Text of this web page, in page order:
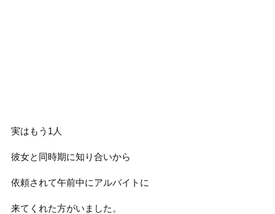
実はもう1人
彼女と同時期に知り合いから
依頼されて午前中にアルバイトに
来てくれた方がいました。